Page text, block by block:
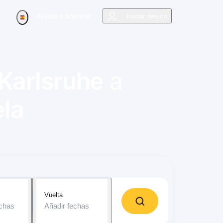
Vuelta
Añadir fechas